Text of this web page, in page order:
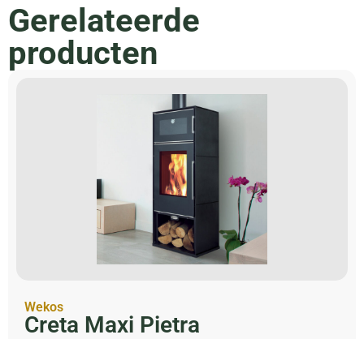
Gerelateerde
producten
Wekos
Creta Maxi Pietra